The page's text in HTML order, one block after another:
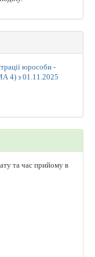
юрособи -
4) з 01.11.2025
та час прийому в